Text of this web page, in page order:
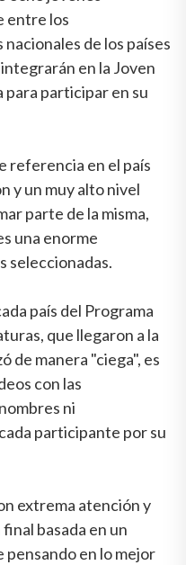
entre los
de los países
en la Joven
para participar en su
referencia en el país
y un muy alto nivel
parte de la misma,
una enorme
seleccionadas.
país del Programa
que llegaron a la
de manera "ciega", es
con las
ni
participante por su
extrema atención y
basada en un
en lo mejor